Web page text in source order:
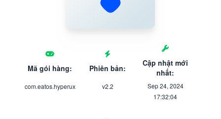
Mã gói hàng:
com.eatos.hyperux
Phiên bản:
v2.2
Cập nhật mới
nhất:
Sep 24, 2024
17:32:04